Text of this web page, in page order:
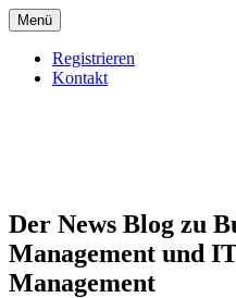
Menü
Registrieren
Kontakt
Der News Blog zu
Management und
Management